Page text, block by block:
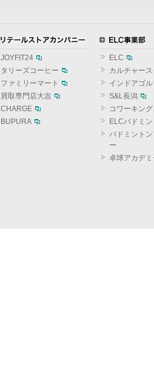
JOYFIT24
タリーズコーヒー
ファミリーマート
買取専門店大吉
CHARGE
BUPURA
ELC
カルチャー
インドアゴ
S&L長潟
コワーキン
ELCバドミ
バドミント
ー
卓球アカデ